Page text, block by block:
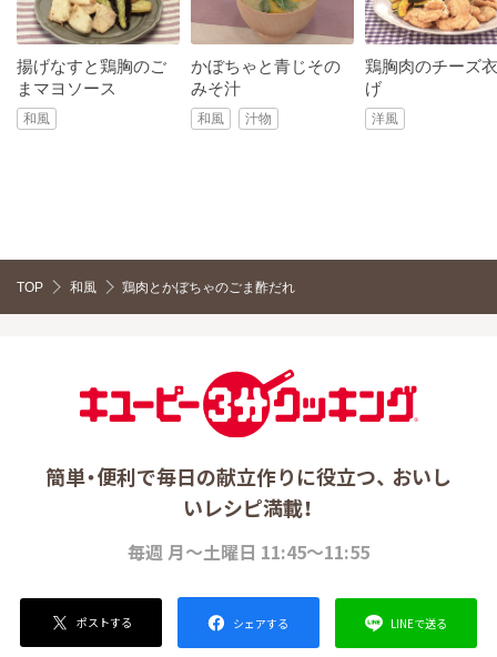
揚げなすと鶏胸のご
まマヨソース
和風
かぼちゃと青じその
みそ汁
和風 汁物
鶏胸肉のチーズ
げ
洋風
TOP 和風 鶏肉とかぼちゃのごま酢だれ
簡単・便利で毎日の献立作りに役立つ、 おいし
いレシピ満載！
毎週 月～土曜日 11:45～11:55
ポストする シェアする LINEで送る